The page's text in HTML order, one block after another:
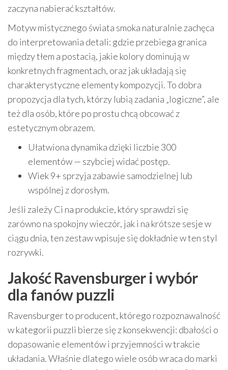
zaczyna nabierać kształtów.
Motyw mistycznego świata smoka naturalnie zachęca
do interpretowania detali: gdzie przebiega granica
między tłem a postacią, jakie kolory dominują w
konkretnych fragmentach, oraz jak układają się
charakterystyczne elementy kompozycji. To dobra
propozycja dla tych, którzy lubią zadania „logiczne”, ale
też dla osób, które po prostu chcą obcować z
estetycznym obrazem.
Ułatwiona dynamika dzięki liczbie 300
elementów — szybciej widać postęp.
Wiek 9+ sprzyja zabawie samodzielnej lub
wspólnej z dorosłym.
Jeśli zależy Ci na produkcie, który sprawdzi się
zarówno na spokojny wieczór, jak i na krótsze sesje w
ciągu dnia, ten zestaw wpisuje się dokładnie w ten styl
rozrywki.
Jakość Ravensburger i wybór
dla fanów puzzli
Ravensburger to producent, którego rozpoznawalność
w kategorii puzzli bierze się z konsekwencji: dbałości o
dopasowanie elementów i przyjemności w trakcie
układania. Właśnie dlatego wiele osób wraca do marki